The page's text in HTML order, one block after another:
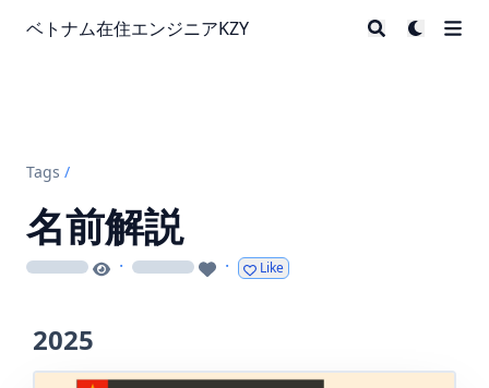
ベトナム在住エンジニアKZY
Tags /
名前解説
loading · loading · Like
2025